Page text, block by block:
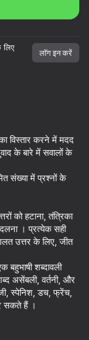
लॉग इन करें
विस्तार करने में मदद
के बारे में सवालों के
संख्या में प्रश्नों के
को हटाना, तंत्रिका
। प्रत्येक सही
उत्तर के लिए, जीत
शब्दावली
असेंबली, वर्तनी, और
स्पेनिश, डच, फ्रेंच,
सकते हैं ।